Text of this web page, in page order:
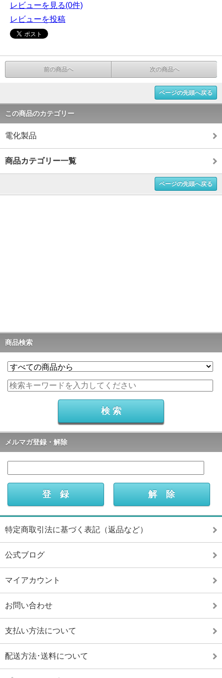
レビューを見る(0件)
レビューを投稿
前の商品へ 次の商品へ
ページの先頭へ戻る
この商品のカテゴリー
電化製品
商品カテゴリー一覧
ページの先頭へ戻る
商品検索
メルマガ登録・解除
特定商取引法に基づく表記（返品など）
公式ブログ
マイアカウント
お問い合わせ
支払い方法について
配送方法･送料について